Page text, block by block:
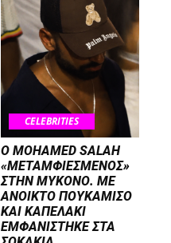
CELEBRITIES
Ο MOHAMED SALAH
«ΜΕΤΑΜΦΙΕΣΜΕΝΟΣ»
ΣΤΗΝ ΜΥΚΟΝΟ. ΜΕ
ΑΝΟΙΚΤΟ ΠΟΥΚΑΜΙΣΟ
ΚΑΙ ΚΑΠΕΛΑΚΙ
ΕΜΦΑΝΙΣΤΗΚΕ ΣΤΑ